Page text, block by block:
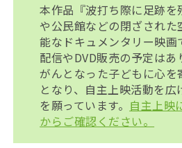
本作品『波打ち際に足跡を
や公民館などの閉ざされた
能なドキュメンタリー映画
配信やDVD販売の予定はあ
がんとなった子どもに心
となり、自主上映活動を広
を願っています。 自主上映
からご確認ください。